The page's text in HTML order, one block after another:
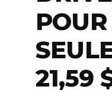
POUR
21,59